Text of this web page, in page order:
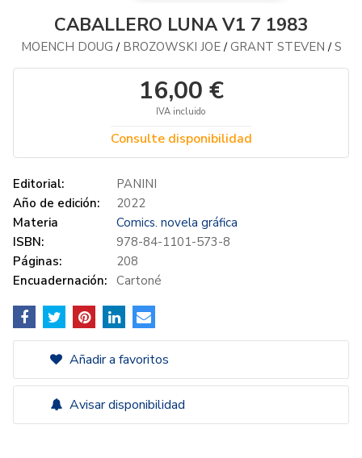
CABALLERO LUNA V1 7 1983
MOENCH DOUG / BROZOWSKI JOE/ GRANT STEVEN / S
16,00 €
IVA incluido
Consulte disponibilidad
Editorial:
PANINI
Año de edición:
2022
Materia
Comics. novela gráfica
ISBN:
978-84-1101-573-8
Páginas:
208
Encuadernación: Cartoné
Añadir a favoritos
Avisar disponibilidad